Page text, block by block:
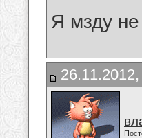
Я мзду